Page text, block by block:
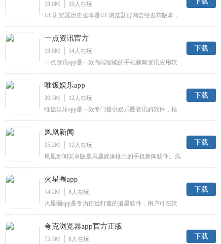
19.0M 19人在玩
UC浏览器历史版本是UC浏览器官网曾经发布版本，
曾经使用UC浏览器的感觉。
一点资讯官方
19.9M 14人在玩
一点资讯app是一款高端智能的手机新闻资讯应用软
私人定制的精准新闻资讯，以提供个性化的自定义频
道、并伴以顶尖算法不断学习用户偏好的方式重新定
义新闻客户端。
下载
唯饭娱乐app
20.3M 12人在玩
唯饭娱乐app是一款专门提供娱乐圈资讯的软件，根
下载
凤凰新闻
25.2M 12人在玩
凤凰新闻安卓版是凤凰媒体推出的手机新闻软件。凤
讯。凤凰新闻精美的界面配合多元的操作在手指轻轻
滑动间阅尽天下大事，无论是时政要闻还是娱乐美
图。
下载
火星圈app
14.2M 8人在玩
火星圈app是专为粉丝打造的追星软件，用户可在软
下载
夸克浏览器app官方正版
75.3M 8人在玩
下载